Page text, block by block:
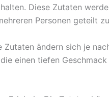
Diese Zutaten
Personen geteilt
ändern sich je
einen tiefen